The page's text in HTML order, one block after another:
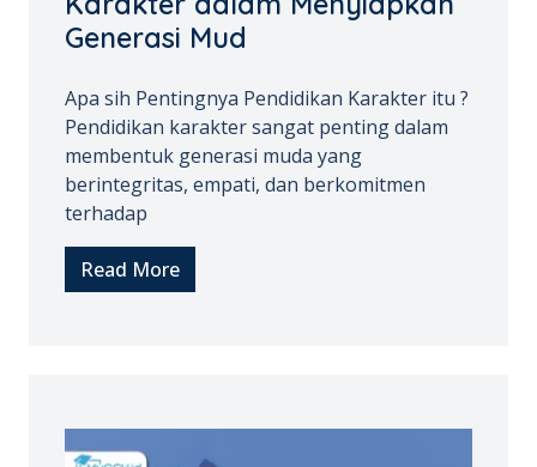
Generasi Mud
Apa sih Pentingnya Pendidikan Karakter itu ?
Pendidikan karakter sangat penting dalam
membentuk generasi muda yang
berintegritas, empati, dan berkomitmen
terhadap
Read More